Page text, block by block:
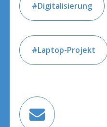
Digitalisierung
Laptop-Projekt